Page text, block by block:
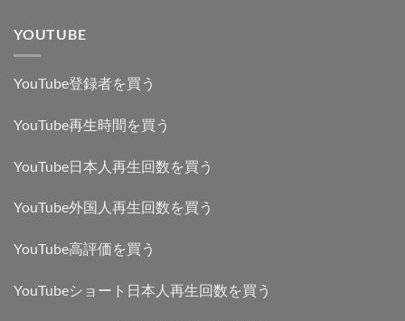
YOUTUBE
YouTube登録者を買う
YouTube再生時間を買う
YouTube日本人再生回数を買う
YouTube外国人再生回数を買う
YouTube高評価を買う
YouTubeショート日本人再生回数を買う